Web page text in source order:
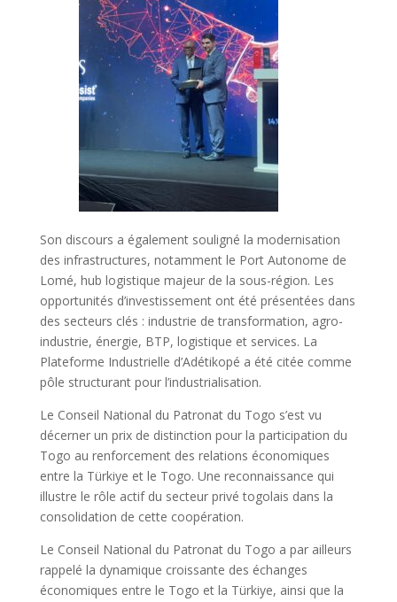
Son discours a également souligné la modernisation
des infrastructures, notamment le Port Autonome de
Lomé, hub logistique majeur de la sous-région. Les
opportunités d’investissement ont été présentées dans
des secteurs clés : industrie de transformation, agro-
industrie, énergie, BTP, logistique et services. La
Plateforme Industrielle d’Adétikopé a été citée comme
pôle structurant pour l’industrialisation.
Le Conseil National du Patronat du Togo s’est vu
décerner un prix de distinction pour la participation du
Togo au renforcement des relations économiques
entre la Türkiye et le Togo. Une reconnaissance qui
illustre le rôle actif du secteur privé togolais dans la
consolidation de cette coopération.
Le Conseil National du Patronat du Togo a par ailleurs
rappelé la dynamique croissante des échanges
économiques entre le Togo et la Türkiye, ainsi que la